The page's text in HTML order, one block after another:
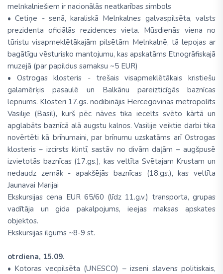
melnkalniešiem ir nacionālās neatkarības simbols
• Cetiņe - senā, karaliskā Melnkalnes galvaspilsēta, valsts
prezidenta oficiālās rezidences vieta. Mūsdienās viena no
tūristu visapmeklētākajām pilsētām Melnkalnē, tā lepojas ar
bagātīgu vēsturisko mantojumu, kas apskatāms Etnogrāfiskajā
muzejā (par papildus samaksu ~5 EUR)
• Ostrogas klosteris - trešais visapmeklētākais kristiešu
galamērķis pasaulē un Balkānu pareizticīgās baznīcas
lepnums. Klosteri 17.gs. nodibinājis Hercegovinas metropolīts
Vasilije (Basil), kurš pēc nāves tika iecelts svēto kārtā un
apglabāts baznīcā alā augstu kalnos. Vasilije veiktie darbi tika
novērtēti kā brīnumaini, par brīnumu uzskatāms arī Ostrogas
klosteris – izcirsts klintī, sastāv no divām daļām – augšpusē
izvietotās baznīcas (17.gs.), kas veltīta Svētajam Krustam un
nedaudz zemāk - apakšējās baznīcas (18.gs.), kas veltīta
Jaunavai Marijai
Ekskursijas cena EUR 65/60 (līdz 11.g.v.) transporta, grupas
vadītāja un gida pakalpojums, ieejas maksas apskates
objektos.
Ekskursijas ilgums ~8-9 st.
otrdiena, 15.09.
• Kotoras vecpilsēta (UNESCO) – izseni slavens politiskais,